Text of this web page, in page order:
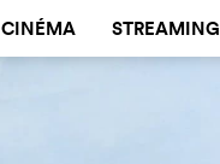
CINÉMA STREAMING